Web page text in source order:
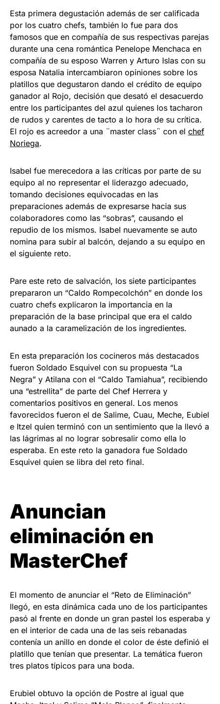
Esta primera degustación además de ser calificada
por los cuatro chefs, también lo fue para dos
famosos que en compañía de sus respectivas parejas
durante una cena romántica Penelope Menchaca en
compañía de su esposo Warren y Arturo Islas con su
esposa Natalia intercambiaron opiniones sobre los
platillos que degustaron dando el crédito de equipo
ganador al Rojo, decisión que desató el desacuerdo
entre los participantes del azul quienes los tacharon
de rudos y carentes de tacto a lo hora de su crítica.
El rojo es acreedor a una ¨master class¨ con el chef
Noriega.
Isabel fue merecedora a las críticas por parte de su
equipo al no representar el liderazgo adecuado,
tomando decisiones equivocadas en las
preparaciones además de expresarse hacia sus
colaboradores como las “sobras”, causando el
repudio de los mismos. Isabel nuevamente se auto
nomina para subir al balcón, dejando a su equipo en
el siguiente reto.
Pare este reto de salvación, los siete participantes
prepararon un “Caldo Rompecolchón” en donde los
cuatro chefs explicaron la importancia en la
preparación de la base principal que era el caldo
aunado a la caramelización de los ingredientes.
En esta preparación los cocineros más destacados
fueron Soldado Esquivel con su propuesta “La
Negra” y Atilana con el “Caldo Tamiahua”, recibiendo
una “estrellita” de parte del Chef Herrera y
comentarios positivos en general. Los menos
favorecidos fueron el de Salime, Cuau, Meche, Eubiel
e Itzel quien terminó con un sentimiento que la llevó a
las lágrimas al no lograr sobresalir como ella lo
esperaba. En este reto la ganadora fue Soldado
Esquivel quien se libra del reto final.
Anuncian
eliminación en
MasterChef
El momento de anunciar el “Reto de Eliminación”
llegó, en esta dinámica cada uno de los participantes
pasó al frente en donde un gran pastel los esperaba y
en el interior de cada una de las seis rebanadas
contenía un anillo en donde el color de éste definió el
platillo que tenían que presentar. La temática fueron
tres platos típicos para una boda.
Erubiel obtuvo la opción de Postre al igual que